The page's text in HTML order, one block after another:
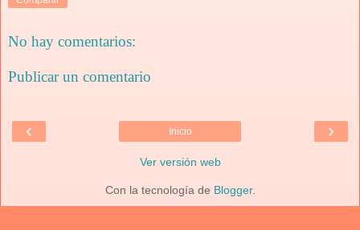
No hay comentarios:
Publicar un comentario
‹ ›
Inicio
Ver versión web
Con la tecnología de Blogger.